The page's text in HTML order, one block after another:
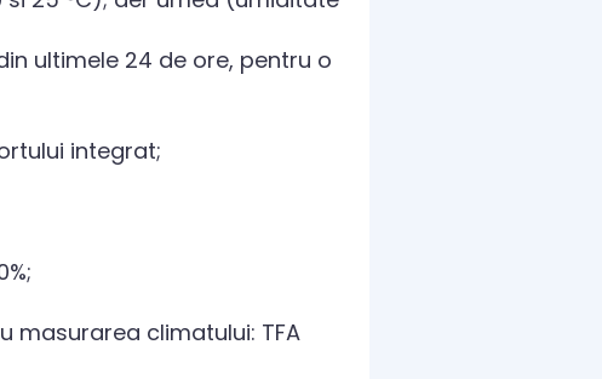
ultimele 24 de ore, pentru o
integrat;
masurarea climatului: TFA